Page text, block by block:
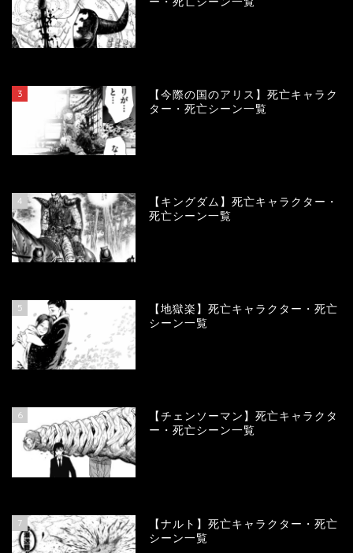
3
【今際の国のアリス】死亡キャラク
ター・死亡シーン一覧
4
【キングダム】死亡キャラクター・
死亡シーン一覧
5
【地獄楽】死亡キャラクター・死亡
シーン一覧
6
【チェンソーマン】死亡キャラクタ
ー・死亡シーン一覧
7
【ナルト】死亡キャラクター・死亡
シーン一覧